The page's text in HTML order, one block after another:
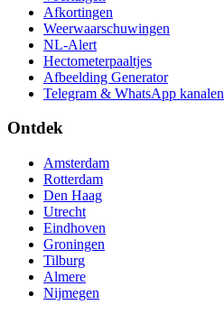
Afkortingen
Weerwaarschuwingen
NL-Alert
Hectometerpaaltjes
Afbeelding Generator
Telegram & WhatsApp kanalen
Ontdek
Amsterdam
Rotterdam
Den Haag
Utrecht
Eindhoven
Groningen
Tilburg
Almere
Nijmegen